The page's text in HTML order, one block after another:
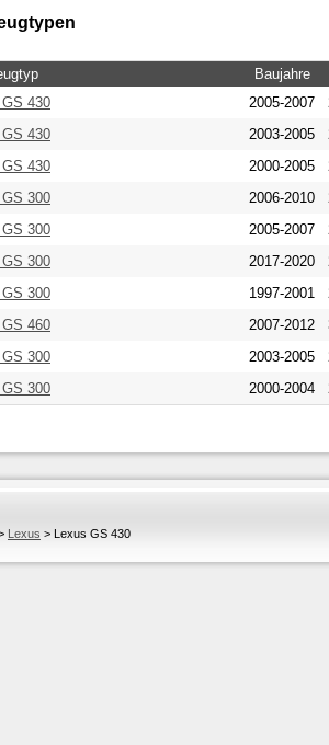
Baujahre
GS 430 2005-2007
GS 430 2003-2005
GS 430 2000-2005
GS 300 2006-2010
GS 300 2005-2007
GS 300 2017-2020
GS 300 1997-2001
GS 460 2007-2012
GS 300 2003-2005
GS 300 2000-2004
Lexus > Lexus GS 430